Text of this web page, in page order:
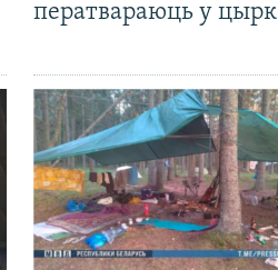
ператвараюць у цырк